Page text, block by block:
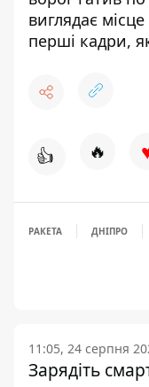
виглядає
перші кадри,
👍 🔥
РАКЕТА ДНІПРО
11:05, 24 серпня
Зарядіть